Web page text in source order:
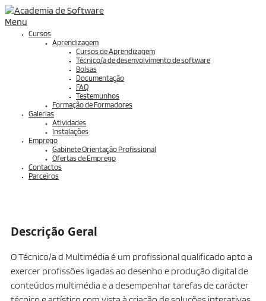
Menu
Cursos
Aprendizagem
Cursos de Aprendizagem
Técnico/a de desenvolvimento de software
Bolsas
Documentação
FAQ
Testemunhos
Formação de Formadores
Galerias
Atividades
Instalações
Emprego
Gabinete Orientação Profissional
Ofertas de Emprego
Contactos
Parceiros
Descrição Geral
O Técnico/a d Multimédia é um profissional qualificado apto a
exercer profissões ligadas ao desenho e produção digital de
conteúdos multimédia e a desempenhar tarefas de carácter